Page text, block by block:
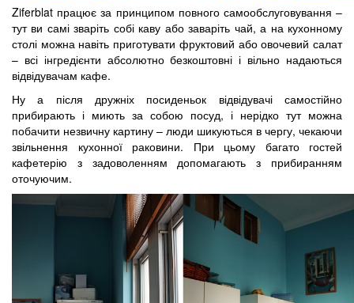
Ziferblat працює за принципом повного самообслуговування –
тут ви самі зваріть собі каву або заваріть чай, а на кухонному
столі можна навіть приготувати фруктовий або овочевий салат
– всі інгредієнти абсолютно безкоштовні і вільно надаються
відвідувачам кафе.
Ну а після дружніх посиденьок відвідувачі самостійно
прибирають і миють за собою посуд, і нерідко тут можна
побачити незвичну картину – люди шикуються в чергу, чекаючи
звільнення кухонної раковини. При цьому багато гостей
кафетерію з задоволенням допомагають з прибиранням
оточуючим.